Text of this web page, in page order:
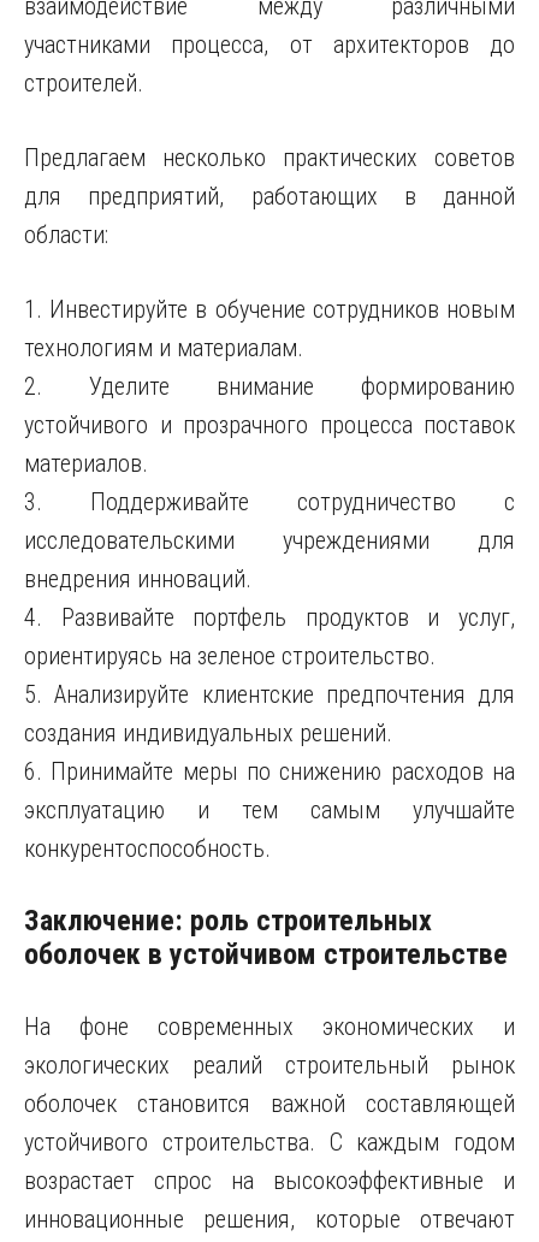
взаимодействие между различными
участниками процесса, от архитекторов до
строителей.
Предлагаем несколько практических советов
для предприятий, работающих в данной
области:
1. Инвестируйте в обучение сотрудников новым
технологиям и материалам.
2. Уделите внимание формированию
устойчивого и прозрачного процесса поставок
материалов.
3. Поддерживайте сотрудничество с
исследовательскими учреждениями для
внедрения инноваций.
4. Развивайте портфель продуктов и услуг,
ориентируясь на зеленое строительство.
5. Анализируйте клиентские предпочтения для
создания индивидуальных решений.
6. Принимайте меры по снижению расходов на
эксплуатацию и тем самым улучшайте
конкурентоспособность.
Заключение: роль строительных
оболочек в устойчивом строительстве
На фоне современных экономических и
экологических реалий строительный рынок
оболочек становится важной составляющей
устойчивого строительства. С каждым годом
возрастает спрос на высокоэффективные и
инновационные решения, которые отвечают